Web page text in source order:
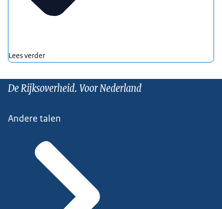
Lees verder
De Rijksoverheid. Voor Nederland
Andere talen